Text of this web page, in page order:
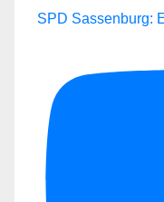
SPD Sassenburg: